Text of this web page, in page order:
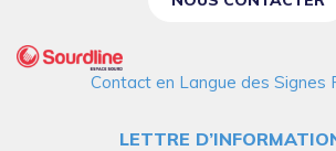
Contact en Langue des Signes
LETTRE